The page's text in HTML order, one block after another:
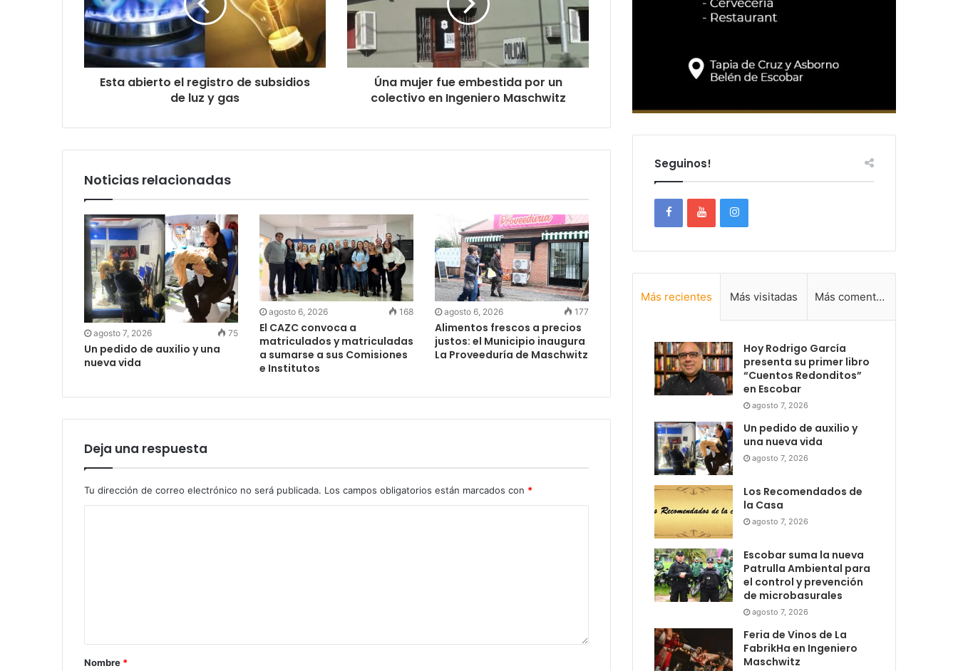
Esta abierto el registro de subsidios
de luz y gas
Úna mujer fue embestida por un
colectivo en Ingeniero Maschwitz
Noticias relacionadas
agosto 7, 2026 75
Un pedido de auxilio y una
nueva vida
agosto 6, 2026 168
El CAZC convoca a
matriculados y matriculadas
a sumarse a sus Comisiones
e Institutos
agosto 6, 2026 177
Alimentos frescos a precios
justos: el Municipio inaugura
La Proveeduría de Maschwitz
Deja una respuesta
Tu dirección de correo electrónico no será publicada. Los campos obligatorios están marcados con *
Nombre *
Seguinos!
Más recientes Más visitadas Más comentadas
Hoy Rodrigo García
presenta su primer libro
“Cuentos Redonditos”
en Escobar
agosto 7, 2026
Un pedido de auxilio y
una nueva vida
agosto 7, 2026
Los Recomendados de
la Casa
agosto 7, 2026
Escobar suma la nueva
Patrulla Ambiental para
el control y prevención
de microbasurales
agosto 7, 2026
Feria de Vinos de La
FabrikHa en Ingeniero
Maschwitz